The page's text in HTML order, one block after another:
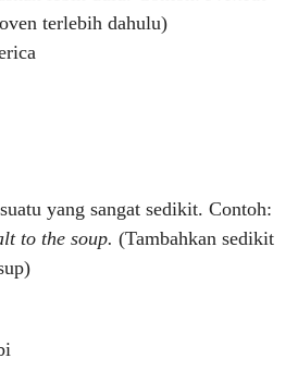
terlebih dahulu)
yang sangat sedikit. Contoh:
to the soup. (Tambahkan sedikit